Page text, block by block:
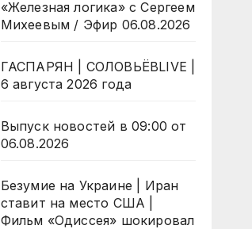
«Железная логика» с Сергеем
Михеевым / Эфир 06.08.2026
ГАСПАРЯН | СОЛОВЬЁВLIVE |
6 августа 2026 года
Выпуск новостей в 09:00 от
06.08.2026
Безумие на Украине | Иран
ставит на место США |
Фильм «Одиссея» шокировал